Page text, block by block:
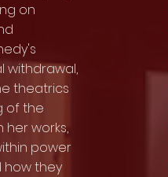
on
withdrawal,
theatrics
of the
her works,
power
how they